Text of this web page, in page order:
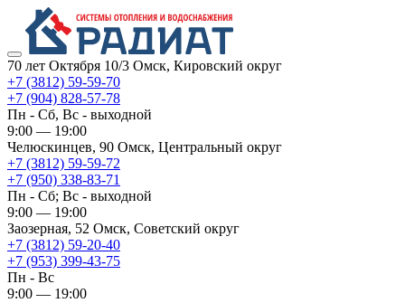
70 лет Октября 10/3 Омск, Кировский округ
+7 (3812) 59-59-70
+7 (904) 828-57-78
Пн - Сб, Вс - выходной
9:00 — 19:00
Челюскинцев, 90 Омск, ​Центральный округ
+7 (3812) 59-59-72
+7 (950) 338-83-71
Пн - Сб; Вс - выходной
9:00 — 19:00
Заозерная, 52 Омск, ​Советский округ
+7 (3812) 59-20-40
+7 (953) 399-43-75
Пн - Вс
9:00 — 19:00